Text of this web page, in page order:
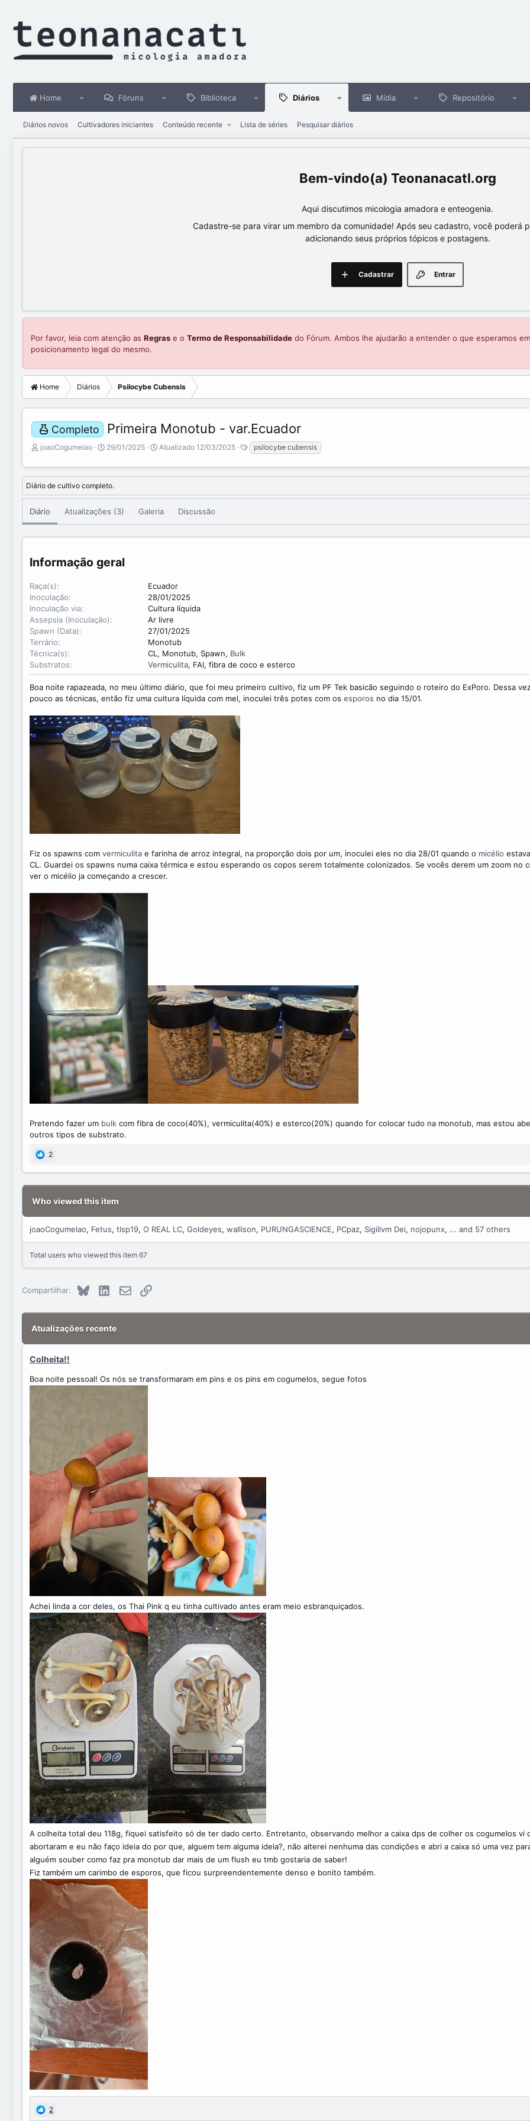
Home Fóruns Biblioteca Diários Mídia Repositório
Diários novos Cultivadores iniciantes Conteúdo recente Lista de séries Pesquisar diários
Teonanacatl.org
Aqui discutimos micologia amadora e enteogenia.
Cadastre-se para virar um membro da comunidade! Após seu cadastro, você poderá
adicionando seus próprios tópicos e postagens.
Entrar
Cadastrar
Por favor, leia com atenção as Regras e o Termo de Responsabilidade do Fórum. Ambos lhe ajudarão a entender o que esperamos
posicionamento legal do mesmo.
Home Diários Psilocybe Cubensis
Completo Primeira Monotub - var.Ecuador
A
i
c
i
o
n
a
o
joaoCogumelao
C
e
a
t
e
d
29/01/2025 Atualizado 12/03/2025
T
a
g
s
psilocybe cubensis
Diário de cultivo completo.
Diário Atualizações (3) Galeria Discussão
Informação geral
Raça(s)
Ecuador
Inoculação
28/01/2025
Inoculação via
Cultura líquida
Assepsia (Inoculação)
Ar livre
Spawn (Data)
27/01/2025
Terrário
Monotub
Técnica(s)
CL, Monotub, Spawn, Bulk
Substratos
Vermiculita, FAI, fibra de coco e esterco
Boa noite rapazeada, no meu último diário, que foi meu primeiro cultivo, fiz um PF Tek basicão seguindo o roteiro do ExPoro. Dessa
pouco as técnicas, então fiz uma cultura líquida com mel, inoculei três potes com os esporos no dia 15/01.
Fiz os spawns com vermiculita e farinha de arroz integral, na proporção dois por um, inoculei eles no dia 28/01 quando o micélio
CL. Guardei os spawns numa caixa térmica e estou esperando os copos serem totalmente colonizados. Se vocês derem um zoom no
ver o micélio ja começando a crescer.
Pretendo fazer um bulk com fibra de coco(40%), vermiculita(40%) e esterco(20%) quando for colocar tudo na monotub, mas estou
outros tipos de substrato.
2
Who viewed this item
joaoCogumelao Fetus tlsp19 O REAL LC Goldeyes wallison PURUNGASCIENCE PCpaz Sigillvm Dei nojopunx ... and 57 others
Total users who viewed this item 67
Compartilhar: Bluesky LinkedInE-mailLink
Atualizações recente
Colheita!!
Boa noite pessoal! Os nós se transformaram em pins e os pins em cogumelos, segue fotos
Achei linda a cor deles, os Thai Pink q eu tinha cultivado antes eram meio esbranquiçados.
A colheita total deu 118g, fiquei satisfeito só de ter dado certo. Entretanto, observando melhor a caixa dps de colher os cogumelos vi
abortaram e eu não faço ideia do por que, alguem tem alguma ideia?, não alterei nenhuma das condições e abri a caixa só uma vez
alguém souber como faz pra monotub dar mais de um flush eu tmb gostaria de saber!
Fiz também um carimbo de esporos, que ficou surpreendentemente denso e bonito também.
2